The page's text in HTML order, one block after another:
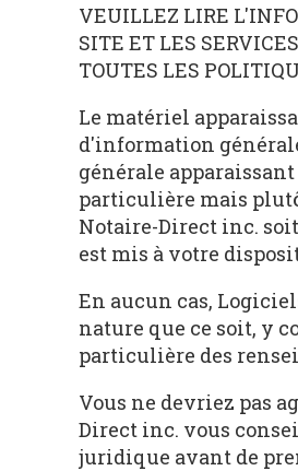
VEUILLEZ LIRE
SITE ET LES
TOUTES LES
Le matériel
d'information
générale
particulière mais
Notaire-Direct inc.
est mis à votre
En aucun cas,
nature que ce soit, y
particulière des
Vous ne devriez pas
Direct inc. vous
juridique avant de